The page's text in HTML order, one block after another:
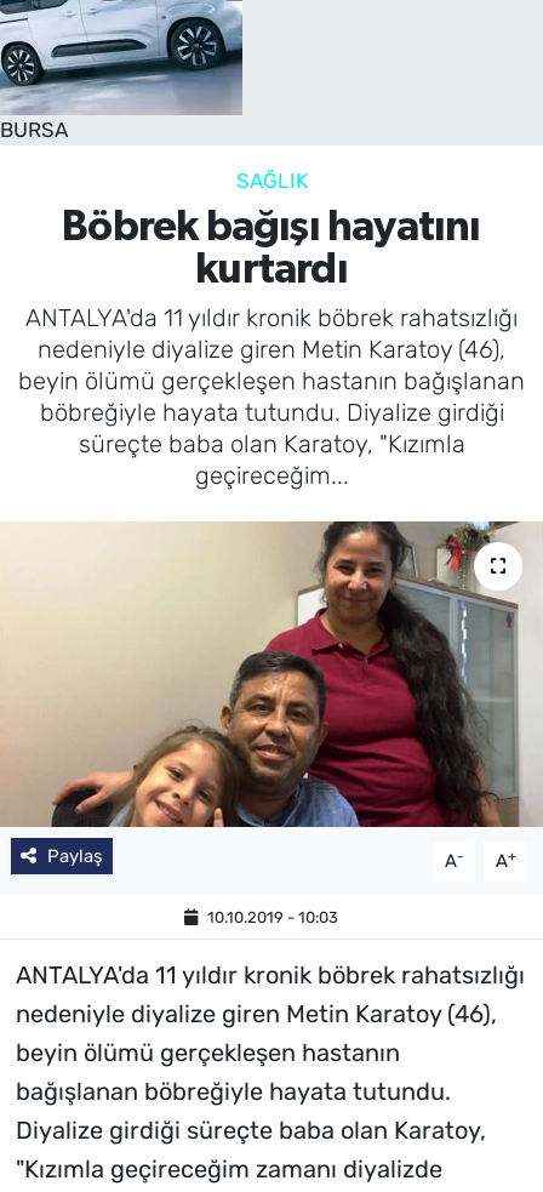
BURSA
SAĞLIK
Böbrek bağışı hayatını
kurtardı
ANTALYA'da 11 yıldır kronik böbrek rahatsızlığı
nedeniyle diyalize giren Metin Karatoy (46),
beyin ölümü gerçekleşen hastanın bağışlanan
böbreğiyle hayata tutundu. Diyalize girdiği
süreçte baba olan Karatoy, "Kızımla
geçireceğim...
Paylaş A- A+
10.10.2019 - 10:03
ANTALYA'da 11 yıldır kronik böbrek rahatsızlığı
nedeniyle diyalize giren Metin Karatoy (46),
beyin ölümü gerçekleşen hastanın
bağışlanan böbreğiyle hayata tutundu.
Diyalize girdiği süreçte baba olan Karatoy,
"Kızımla geçireceğim zamanı diyalizde
SAĞLIK
TV REHBERİ